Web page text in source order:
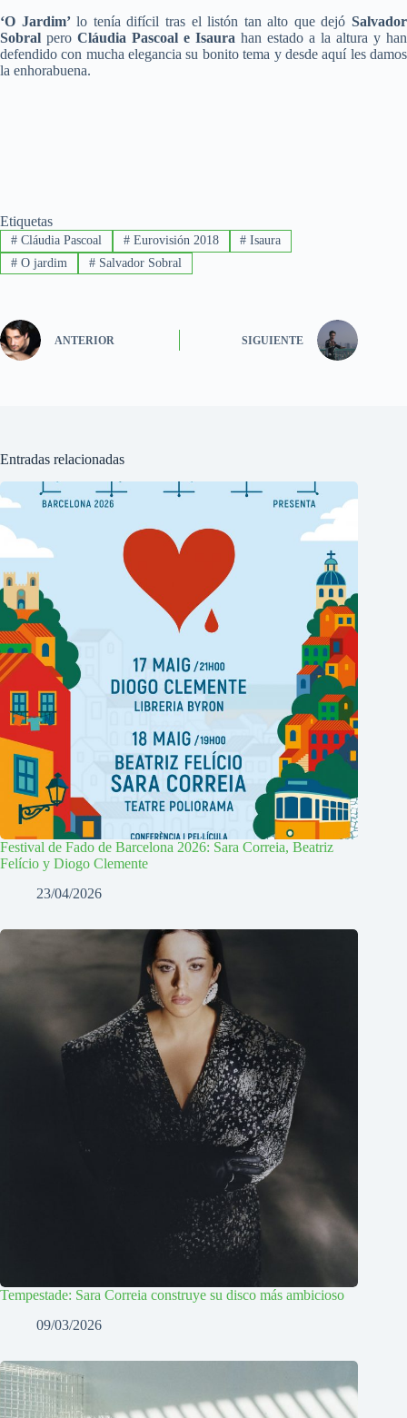
‘O Jardim’lo tenía difícil tras el listón tan alto que dejóSalvador
Sobral pero Cláudia Pascoal e Isaura han estado a la altura y han
defendido con mucha elegancia su bonito tema y desde aquí les damos
la enhorabuena.
Etiquetas
#Cláudia Pascoal #Eurovisión 2018 # Isaura
#O jardim #Salvador Sobral
ANTERIOR SIGUIENTE
Entradas relacionadas
Festival de Fado de Barcelona 2026: Sara Correia, Beatriz
Felício y Diogo Clemente
23/04/2026
Tempestade: Sara Correia construye su disco más ambicioso
09/03/2026